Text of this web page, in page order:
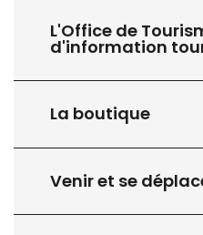
L'Office de
d'information
La boutique
Venir et se
50
contact ?
newsletter